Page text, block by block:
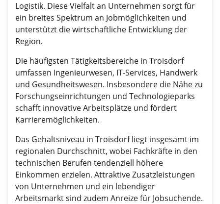
Logistik. Diese Vielfalt an Unternehmen sorgt für
ein breites Spektrum an Jobmöglichkeiten und
unterstützt die wirtschaftliche Entwicklung der
Region.
Die häufigsten Tätigkeitsbereiche in Troisdorf
umfassen Ingenieurwesen, IT-Services, Handwerk
und Gesundheitswesen. Insbesondere die Nähe zu
Forschungseinrichtungen und Technologieparks
schafft innovative Arbeitsplätze und fördert
Karrieremöglichkeiten.
Das Gehaltsniveau in Troisdorf liegt insgesamt im
regionalen Durchschnitt, wobei Fachkräfte in den
technischen Berufen tendenziell höhere
Einkommen erzielen. Attraktive Zusatzleistungen
von Unternehmen und ein lebendiger
Arbeitsmarkt sind zudem Anreize für Jobsuchende.